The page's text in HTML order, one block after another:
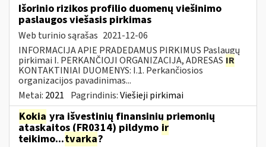
Išorinio rizikos profilio duomenų viešinimo
paslaugos viešasis pirkimas
Web turinio sąrašas 2021-12-06
INFORMACIJA APIE PRADEDAMUS PIRKIMUS Paslaugų
pirkimai I. PERKANČIOJI ORGANIZACIJA, ADRESAS IR
KONTAKTINIAI DUOMENYS: I.1. Perkančiosios
organizacijos pavadinimas...
Metai: 2021 Pagrindinis:Viešieji pirkimai
Kokia yra išvestinių finansinių priemonių
ataskaitos (FR0314) pildymo ir
teikimo...tvarka?